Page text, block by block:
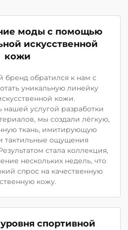
моды с помощью
искусственной
кожи
обратился к нам с
уникальную линейку
кожи.
нашей услугой разработки
мы создали лёгкую,
ткань, имитирующую
тактильные ощущения
стала коллекция,
нескольких недель, что
спрос на качественную
кожу.
спортивной